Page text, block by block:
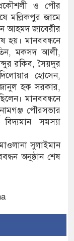
ও পৌর
মল্লিকপুর জামে
আহমদ জাবেরীর
হয়। মানববন্ধনে
মকসদ আলী,
রকিব, সৈয়দুর
হোসেন,
হক সরকার,
মানববন্ধনে
পৌরসভার
সমস্যা
সুলাইমান
অনুষ্ঠান শেষ